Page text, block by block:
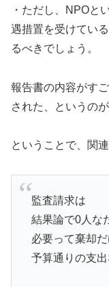
・ただし、NPOと
遇措置を受けてい
るべきでしょう。
報告書の内容がす
された、というの
ということで、関
監査請求は
結果論で0人な
必要って棄却
予算通りの支